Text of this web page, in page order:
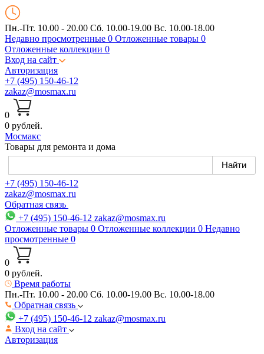
Пн.-Пт. 10.00 - 20.00 Сб. 10.00-19.00 Вс. 10.00-18.00
Недавно просмотренные 0 Отложенные товары 0
Отложенные коллекции 0
Вход на сайт
Авторизация
+7 (495) 150-46-12
zakaz@mosmax.ru
0
0 рублей.
Мосмакс
Товары для ремонта и дома
+7 (495) 150-46-12
zakaz@mosmax.ru
Обратная связь
+7 (495) 150-46-12 zakaz@mosmax.ru
Отложенные товары 0 Отложенные коллекции 0 Недавно
просмотренные 0
0
0 рублей.
Время работы
Пн.-Пт. 10.00 - 20.00 Сб. 10.00-19.00 Вс. 10.00-18.00
Обратная связь
+7 (495) 150-46-12 zakaz@mosmax.ru
Вход на сайт
Авторизация